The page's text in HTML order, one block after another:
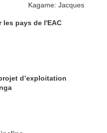
pays de l'EAC
d’exploitation